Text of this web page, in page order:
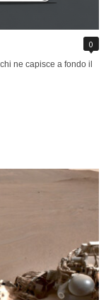
0
ne capisce a fondo il